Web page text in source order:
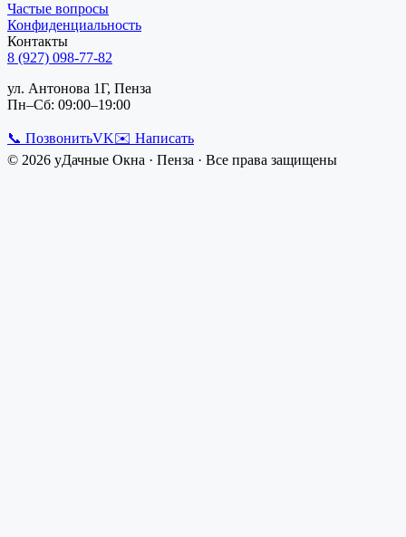
Частые вопросы
Конфиденциальность
Контакты
8 (927) 098-77-82
ул. Антонова 1Г, Пенза
Пн–Сб: 09:00–19:00
📞 ПозвонитьVK✉️ Написать
© 2026 уДачные Окна · Пенза · Все права защищены